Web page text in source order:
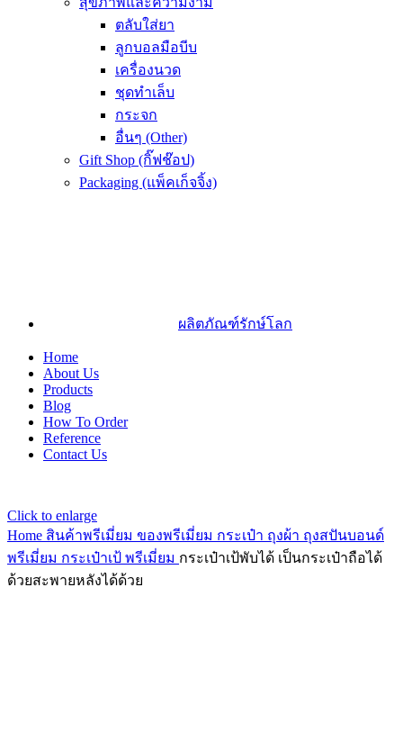
ตลับใส่ยา
ลูกบอลมือบีบ
เครื่องนวด
ชุดทำเล็บ
กระจก
อื่นๆ (Other)
Gift Shop (กิ๊ฟช๊อป)
Packaging (แพ็คเก็จจิ้ง)
ผลิตภัณฑ์รักษ์โลก
Home
About Us
Products
Blog
How To Order
Reference
Contact Us
Click to enlarge
Home สินค้าพรีเมี่ยม ของพรีเมี่ยม กระเป๋า ถุงผ้า ถุงสปันบอนด์
พรีเมี่ยม กระเป๋าเป้ พรีเมี่ยม กระเป๋าเป้พับได้ เป็นกระเป๋าถือได้
ด้วยสะพายหลังได้ด้วย